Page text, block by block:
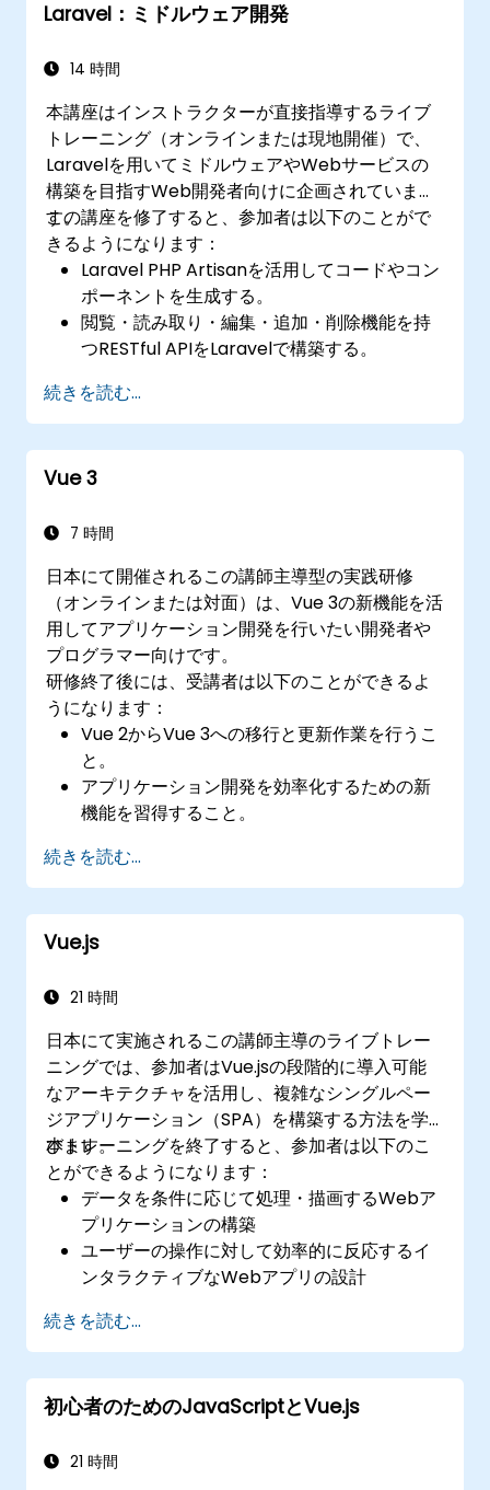
Laravel：ミドルウェア開発
14 時間
本講座はインストラクターが直接指導するライブ
トレーニング（オンラインまたは現地開催）で、
Laravelを用いてミドルウェアやWebサービスの
構築を目指すWeb開発者向けに企画されていま
す。
この講座を修了すると、参加者は以下のことがで
きるようになります：
Laravel PHP Artisanを活用してコードやコン
ポーネントを生成する。
閲覧・読み取り・編集・追加・削除機能を持
つRESTful APIをLaravelで構築する。
結果の絞り込みや並べ替えを行う。
続きを読む...
Vue 3
7 時間
日本にて開催されるこの講師主導型の実践研修
（オンラインまたは対面）は、Vue 3の新機能を活
用してアプリケーション開発を行いたい開発者や
プログラマー向けです。
研修終了後には、受講者は以下のことができるよ
うになります：
Vue 2からVue 3への移行と更新作業を行うこ
と。
アプリケーション開発を効率化するための新
機能を習得すること。
築のためにVue 3を試用し、検証すること。
続きを読む...
Vue.js
21 時間
日本にて実施されるこの講師主導のライブトレー
ニングでは、参加者はVue.jsの段階的に導入可能
なアーキテクチャを活用し、複雑なシングルペー
ジアプリケーション（SPA）を構築する方法を学
びます。
本トレーニングを終了すると、参加者は以下のこ
とができるようになります：
データを条件に応じて処理・描画するWebア
プリケーションの構築
ユーザーの操作に対して効率的に反応するイ
ンタラクティブなWebアプリの設計
述
単純なビューから本格的なシングルページア
プリケーションへ段階的に発展させること
既存のWebページにVue.jsを統合すること
の機能拡張を行うこと
続きを読む...
初心者のためのJavaScriptとVue.js
21 時間